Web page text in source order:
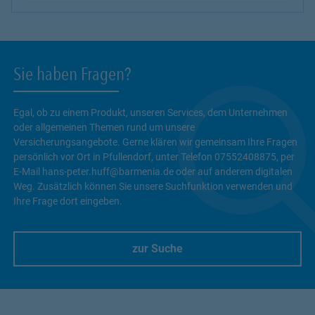
Sie haben Fragen?
Egal, ob zu einem Produkt, unseren Services, dem Unternehmen
oder allgemeinen Themen rund um unsere
Versicherungsangebote. Gerne klären wir gemeinsam Ihre Fragen
persönlich vor Ort in Pfullendorf, unter Telefon 07552408875, per
E-Mail hans-peter.huff@barmenia.de oder auf anderem digitalen
Weg. Zusätzlich können Sie unsere Suchfunktion verwenden und
Ihre Frage dort eingeben.
zur Suche